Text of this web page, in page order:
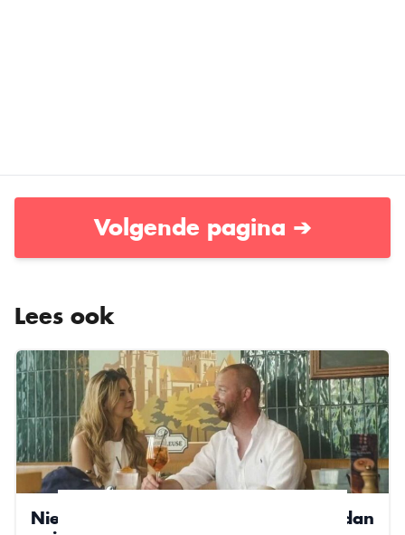
Volgende pagina ➔
Lees ook
Nieuwe liefde maakt Ian gelukkiger dan